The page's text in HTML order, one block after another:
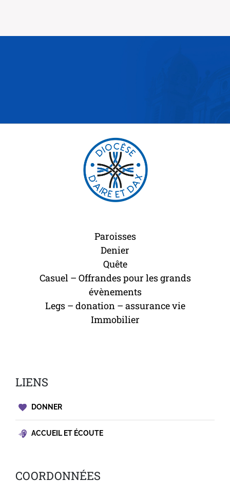
Paroisses
Denier
Quête
Casuel – Offrandes pour les grands
évènements
Legs – donation – assurance vie
Immobilier
LIENS
DONNER
ACCUEIL ET ÉCOUTE
COORDONNÉES